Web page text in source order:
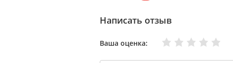
Написать отзыв
Ваша оценка: Отлично
Хорошо
Нормально
Плохо
Очень плохо